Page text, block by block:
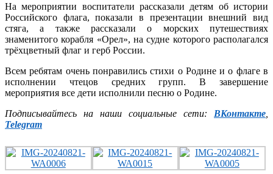
На мероприятии воспитатели рассказали детям об истории
Российского флага, показали в презентации внешний вид
стяга, а также рассказали о морских путешествиях
знаменитого корабля «Орел», на судне которого располагался
трёхцветный флаг и герб России.
Всем ребятам очень понравились стихи о Родине и о флаге в
исполнении чтецов средних групп. В завершение
мероприятия все дети исполнили песню о Родине.
Подписывайтесь на наши социальные сети: ВКонтакте
Telegram